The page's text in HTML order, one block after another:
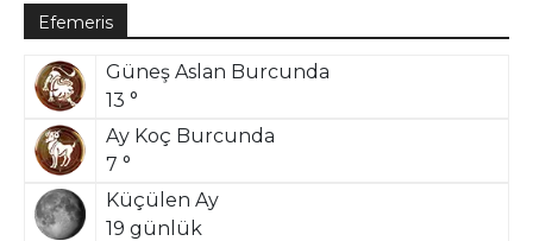
Efemeris
Güneş Aslan Burcunda
13 °
Ay Koç Burcunda
7 °
Küçülen Ay
19 günlük